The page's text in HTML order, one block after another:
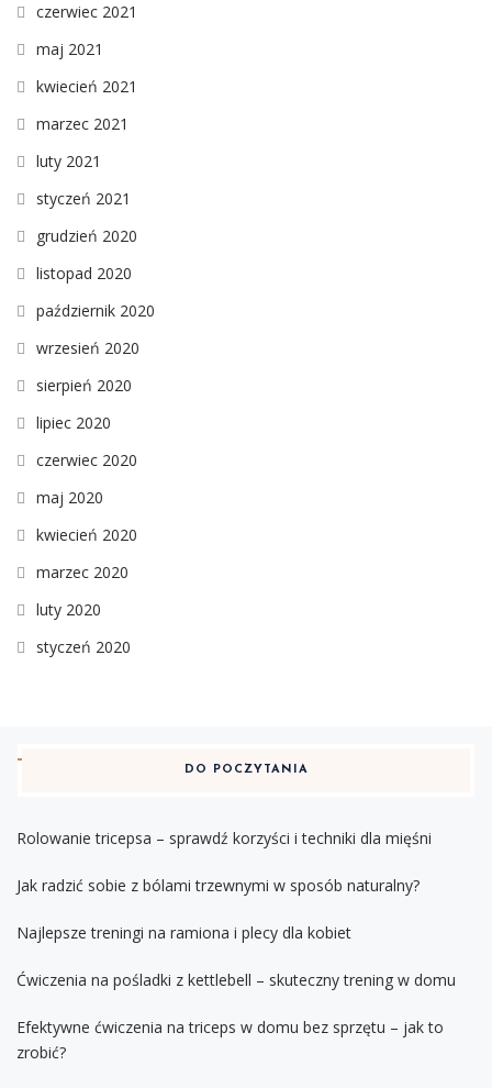
czerwiec 2021
maj 2021
kwiecień 2021
marzec 2021
luty 2021
styczeń 2021
grudzień 2020
listopad 2020
październik 2020
wrzesień 2020
sierpień 2020
lipiec 2020
czerwiec 2020
maj 2020
kwiecień 2020
marzec 2020
luty 2020
styczeń 2020
DO POCZYTANIA
Rolowanie tricepsa – sprawdź korzyści i techniki dla mięśni
Jak radzić sobie z bólami trzewnymi w sposób naturalny?
Najlepsze treningi na ramiona i plecy dla kobiet
Ćwiczenia na pośladki z kettlebell – skuteczny trening w domu
Efektywne ćwiczenia na triceps w domu bez sprzętu – jak to
zrobić?